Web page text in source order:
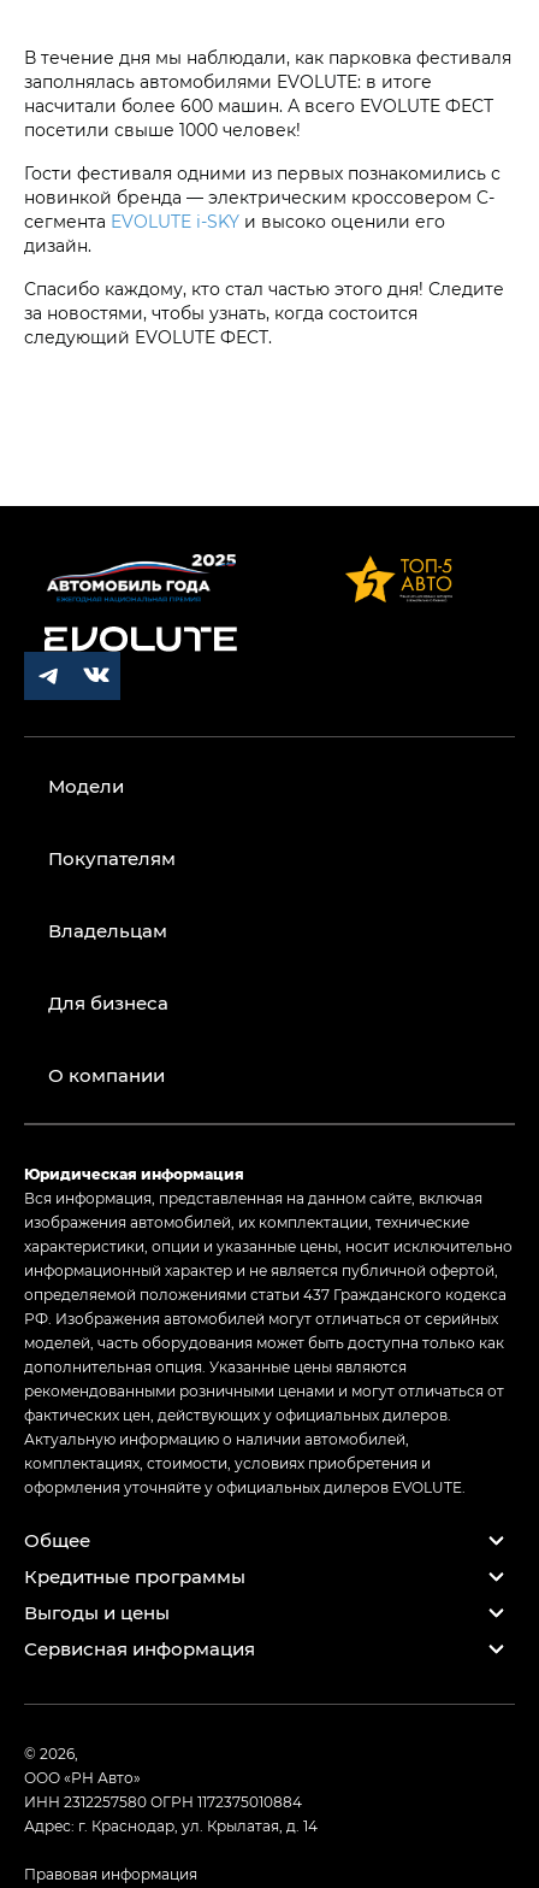
В течение дня мы наблюдали, как парковка фестиваля
заполнялась автомобилями EVOLUTE: в итоге
насчитали более 600 машин. А всего EVOLUTE ФЕСТ
посетили свыше 1000 человек!
Гости фестиваля одними из первых познакомились с
новинкой бренда — электрическим кроссовером C-
сегмента EVOLUTE i‑SKY и высоко оценили его
дизайн.
Спасибо каждому, кто стал частью этого дня! Следите
за новостями, чтобы узнать, когда состоится
следующий EVOLUTE ФЕСТ.
Модели
Покупателям
Владельцам
Для бизнеса
О компании
Юридическая информация
Вся информация, представленная на данном сайте, включая
изображения автомобилей, их комплектации, технические
характеристики, опции и указанные цены, носит исключительно
информационный характер и не является публичной офертой,
определяемой положениями статьи 437 Гражданского кодекса
РФ. Изображения автомобилей могут отличаться от серийных
моделей, часть оборудования может быть доступна только как
дополнительная опция. Указанные цены являются
рекомендованными розничными ценами и могут отличаться от
фактических цен, действующих у официальных дилеров.
Актуальную информацию о наличии автомобилей,
комплектациях, стоимости, условиях приобретения и
оформления уточняйте у официальных дилеров EVOLUTE.
Общее
Кредитные программы
Выгоды и цены
Сервисная информация
© 2026,
ООО «РН Авто»
ИНН 2312257580ОГРН 1172375010884
Адрес: г. Краснодар, ул. Крылатая, д. 14
Правовая информация